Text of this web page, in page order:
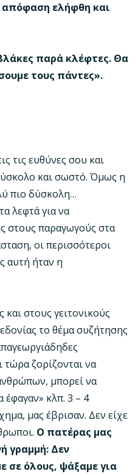
απόφαση ελήφθη και
παρά κλέφτες. Θα
τους πάντες».
τις ευθύνες σου και
και σωστό. Όμως η
πιο δύσκολη…
λεφτά για να
στους παραγωγούς στα
οι περισσότεροι
αυτή ήταν η
στους γειτονικούς
το θέμα συζήτησης
ζορίζονται να
μπορεί να
έφαγαν» κλπ. 3 – 4
μας έβρισαν. Δεν είχε
Ο πατέρας μας
γραμμή: Δεν
σε όλους, ψάξαμε για